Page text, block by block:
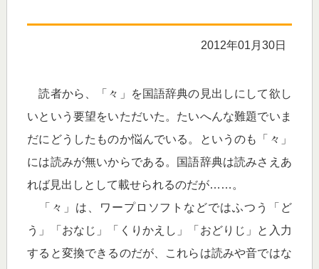
2012年01月30日
読者から、「々」を国語辞典の見出しにして欲し
いという要望をいただいた。たいへんな難題でいま
だにどうしたものか悩んでいる。というのも「々」
には読みが無いからである。国語辞典は読みさえあ
れば見出しとして載せられるのだが……。
「々」は、ワープロソフトなどではふつう「ど
う」「おなじ」「くりかえし」「おどりじ」と入力
すると変換できるのだが、これらは読みや音ではな